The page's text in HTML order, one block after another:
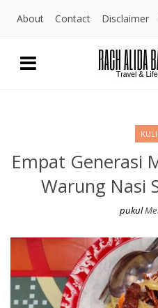
About Contact Disclaimer
Empat Generasi
Warung Nasi
pukul
Empat Generasi Merawat Cita